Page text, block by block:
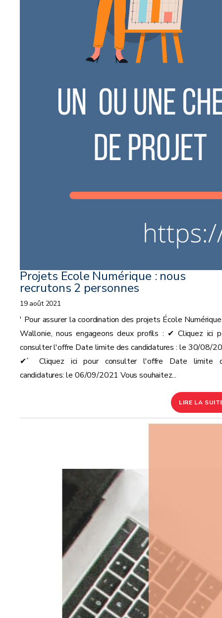
Projets Ecole Numérique : nous
recrutons 2 personnes
19 août 2021
' Pour assurer la coordination des projets École
Wallonie, nous engageons deux profils : ✔ Cliquez ici
consulter l'offre Date limite des candidatures : le 30/08/
✔ ́ Cliquez ici pour consulter l'offre Date limite
candidatures: le 06/09/2021 Vous souhaitez...
LIRE LA